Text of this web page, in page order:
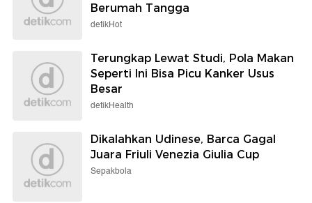
Berumah Tangga
detikHot
Terungkap Lewat Studi, Pola Makan
Seperti Ini Bisa Picu Kanker Usus
Besar
detikHealth
Dikalahkan Udinese, Barca Gagal
Juara Friuli Venezia Giulia Cup
Sepakbola